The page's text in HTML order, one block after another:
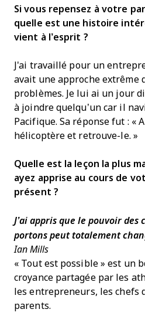
Si vous repensez à votre
quelle est une histoire
vient à l’esprit ?
J'ai travaillé pour un
avait une approche extrême
problèmes. Je lui ai un jour
à joindre quelqu’un car il
Pacifique. Sa réponse fut : «
hélicoptère et retrouve-le. »
Quelle est la leçon la plus
ayez apprise au cours de
présent ?
J’ai appris que le pouvoir des
portons peut totalement
Ian Mills
« Tout est possible » est un
croyance partagée par les
les entrepreneurs, les chefs
parents.